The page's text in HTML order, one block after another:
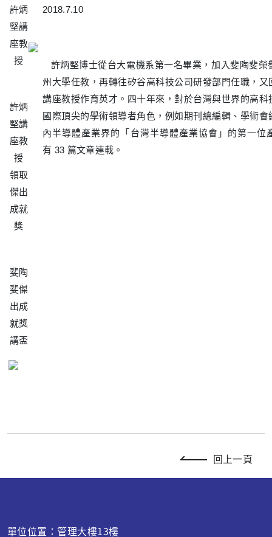
許炳
堅講
座教
授
許炳
堅講
座教
授
領取
傑出
成就
獎
斐陶
斐傑
出成
就獎
講盃
2018.7.10
許炳堅博士從台大電機系第一名畢業，加入斐陶斐
州大學任教，再轉往矽谷高科技公司研發部門任職，
講座教授作育英才。四十年來，對於台灣與世界的高
國際頂尖的學術領導者角色，例如期刊總編輯、學術
內半導體產業界的「台灣半導體產業協會」的第一
有 33 篇文章連載。
回上一頁
單位位置：管理大樓13樓